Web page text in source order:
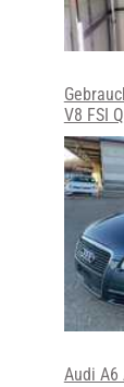
V8 FSI
Audi